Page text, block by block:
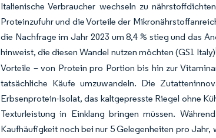
Italienische Verbraucher wechseln zu
Proteinzufuhr und die Vorteile der
die Nachfrage im Jahr 2023 um 8,4 % stieg und das
hinweist, die diesen Wandel nutzen möchten (GS1 Italy)
Vorteile – von Protein pro Portion bis hin zur
tatsächliche Käufe umzuwandeln. Die
Erbsenprotein-Isolat, das kaltgepresste Riegel ohne
Texturleistung in Einklang bringen müssen.
Kaufhäufigkeit noch bei nur 5 Gelegenheiten pro